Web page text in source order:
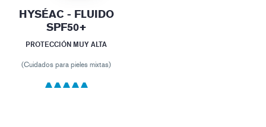
HYSÉAC - FLUIDO
SPF50+
PROTECCIÓN MUY ALTA
(Cuidados para pieles mixtas)